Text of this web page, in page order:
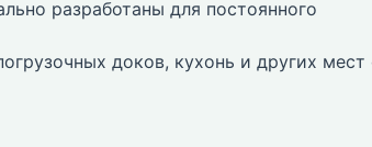
разработаны для постоянного
доков, кухонь и других мест